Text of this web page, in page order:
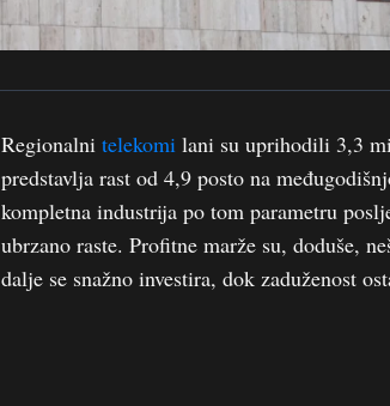
Regionalni telekomi lani su uprihodili 3,3
predstavlja rast od 4,9 posto na
kompletna industrija po tom parametru
ubrzano raste. Profitne marže su, doduše,
dalje se snažno investira, dok zaduženost